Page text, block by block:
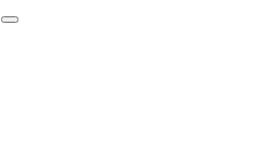
Rechercher